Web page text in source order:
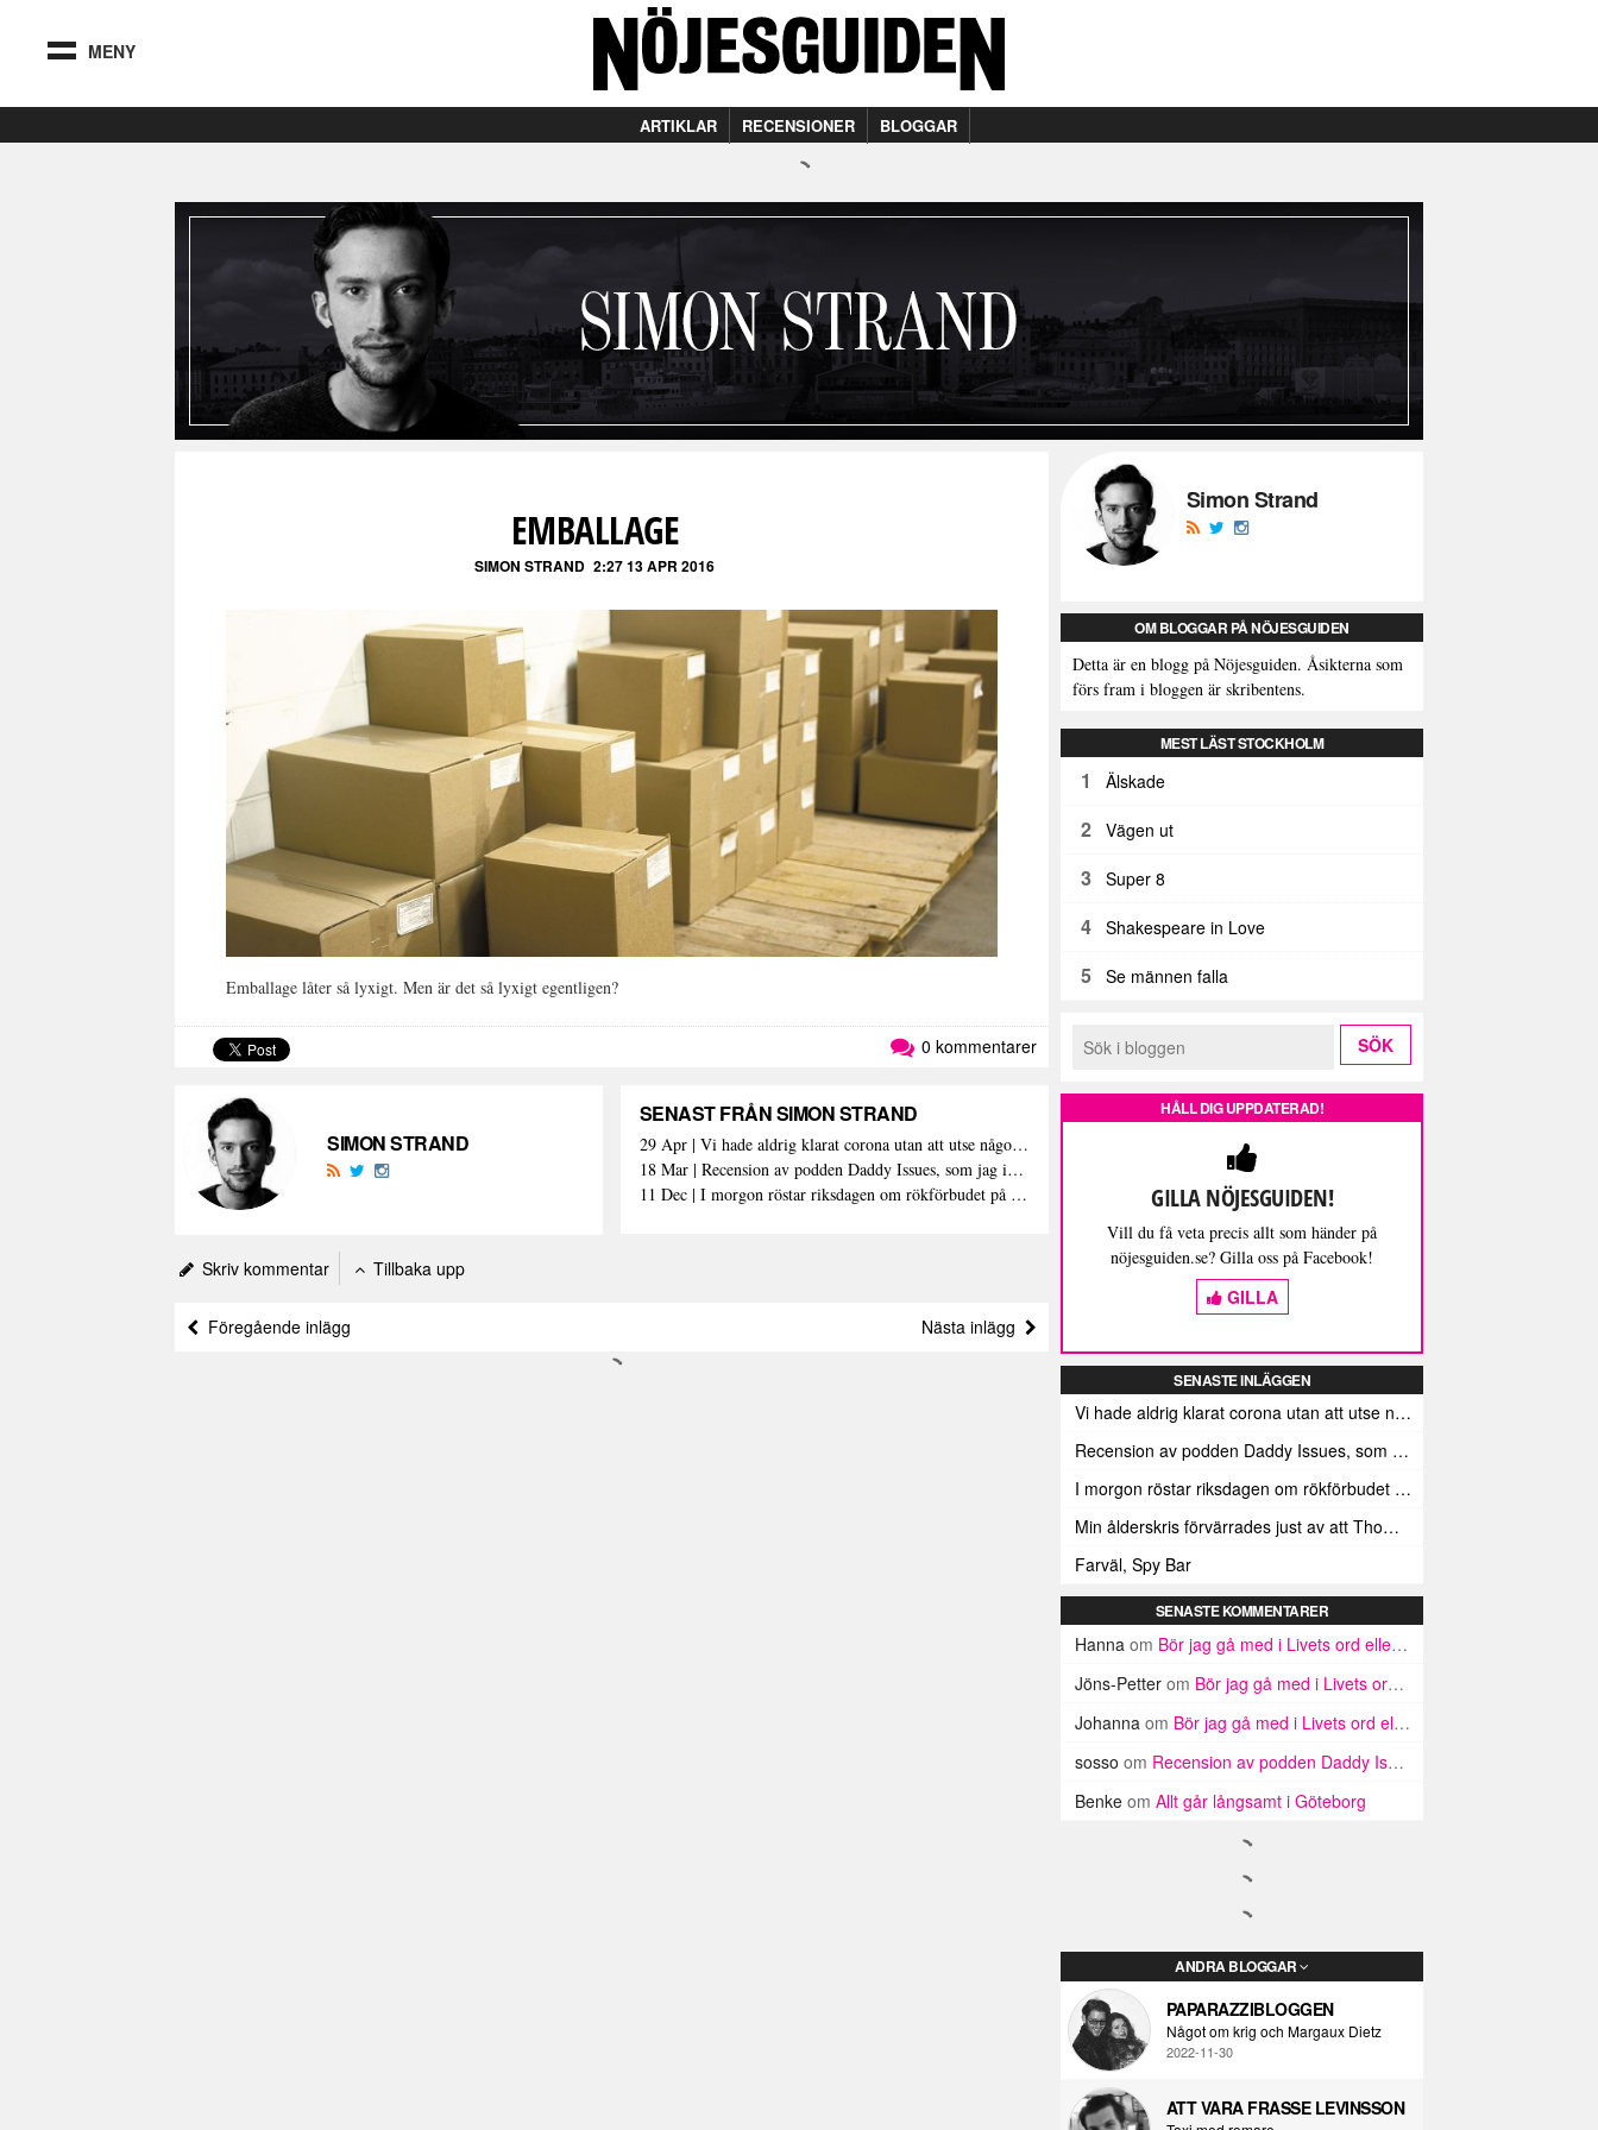
MENY
ARTIKLAR RECENSIONER BLOGGAR
EMBALLAGE
SIMON STRAND 2:27 13 APR 2016
Emballage låter så lyxigt. Men är det så lyxigt egentligen?
0 kommentarer
SIMON STRAND
SENAST FRÅN SIMON STRAND
29 Apr | Vi hade aldrig klarat corona utan att utse någon till Leif GW Persson
18 Mar | Recension av podden Daddy Issues, som jag inte har hört
11 Dec | I morgon röstar riksdagen om rökförbudet på uteserveringar
Skriv kommentar Tillbaka upp
Föregående inlägg Nästa inlägg
Simon Strand
OM BLOGGAR PÅ NÖJESGUIDEN
Detta är en blogg på Nöjesguiden. Åsikterna som
förs fram i bloggen är skribentens.
MEST LÄST STOCKHOLM
1 Älskade
2 Vägen ut
3 Super 8
4 Shakespeare in Love
5 Se männen falla
HÅLL DIG UPPDATERAD!
GILLA NÖJESGUIDEN!
Vill du få veta precis allt som händer på
nöjesguiden.se? Gilla oss på Facebook!
GILLA
SENASTE INLÄGGEN
Vi hade aldrig klarat corona utan att utse någon till Leif GW Persson
Recension av podden Daddy Issues, som jag inte har hört
I morgon röstar riksdagen om rökförbudet på uteserveringar
Min ålderskris förvärrades just av att Thomas Krangnes inte längre går i takt med tiden
Farväl, Spy Bar
SENASTE KOMMENTARER
Hanna om Bör jag gå med i Livets ord eller inte? Argument för och emot
Jöns-Petter om Bör jag gå med i Livets ord eller inte? Argument för och emot
Johanna om Bör jag gå med i Livets ord eller inte? Argument för och emot
sosso om Recension av podden Daddy Issues, som jag inte har hört
Benke om Allt går långsamt i Göteborg
ANDRA BLOGGAR
PAPARAZZIBLOGGEN
Något om krig och Margaux Dietz
2022-11-30
ATT VARA FRASSE LEVINSSON